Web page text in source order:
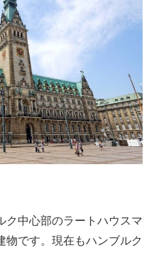
ク中心部のラートハウスマ
物です。現在もハンブルク